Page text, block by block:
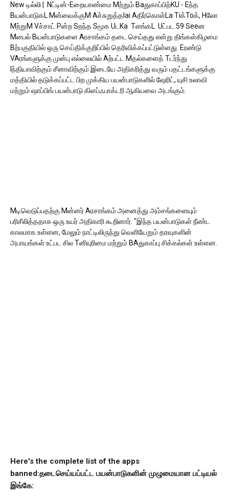
New டில்லி | Nட்டின்-Eறையாண்மை Mற்றும் Baதுகாப்பிற்KU - Eந்த
Bயன்பாடுகL Mன்வைக்குM Aச்சுறுத்தlai Aதிர்கொள்La Tiக்Toக், Hலோ
Mற்றுM Vச்சாட் Pன்ற Sறந்த Sமூக UடKa Tளங்கL Uட்பட 59 Seeன
Mபைல் Bயன்பாடுகளை Aரசாங்கம் தடை செய்தது என்று திங்கள்கிழமை
Bற்பகுதியில் ஒரு செய்திக்குறிப்பில் தெரிவிக்கப்பட்டுள்ளது. Eரண்டு
VAரங்களுக்கு முன்பு எல்லையில் Aற்பட்ட Mதல்களைத் Tடர்ந்து
Iந்தியாவிற்கும் சீனாவிற்கும் இடையே அதிகரித்து வரும் பதட்டங்களுக்கு
மத்தியில் தடுக்கப்பட்ட பிற முக்கிய பயன்பாடுகளில் ஷேரிட், யுசி உலாவி
மற்றும் ஷாப்பிங் பயன்பாடு கிளப்ஃபாக்டரி ஆகியவை அடங்கும்.
Mடிவெடுப்பதற்கு Mன்னர் Aரசாங்கம் அனைத்து அம்சங்களையும்
பரிசீலித்ததாக ஒரு உயர் அதிகாரி கூறினார். "இந்த பயன்பாடுகள் நீண்ட
காலமாக உள்ளன, மேலும் நாட்டிலிருந்து வெளியேறும் தரவுகளின்
அபாயங்கள் உட்பட சில Tனியுரிமை மற்றும் BAதுகாப்பு சிக்கல்கள் உள்ளன.
Here's the complete list of the apps
banned:தடைசெய்யப்பட்ட பயன்பாடுகளின் முழுமையான பட்டியல்
இங்கே: